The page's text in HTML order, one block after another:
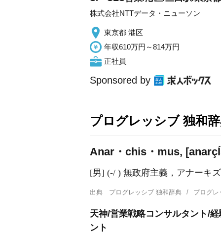
株式会社NTTデータ・ニューソン
東京都 港区
年収610万円～814万円
正社員
Sponsored by
プログレッシブ 独和
Anar・chis・mus, [anarçÍ
[男] (-/ ) 無政府主義，アナーキズ
出典 プログレッシブ 独和辞典 プログ
天神/営業戦略コンサルタント/
ント